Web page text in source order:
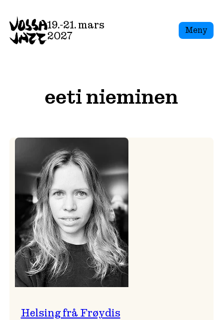
to
content
19.-21. mars
2027
Meny
eeti nieminen
Helsing frå Frøydis